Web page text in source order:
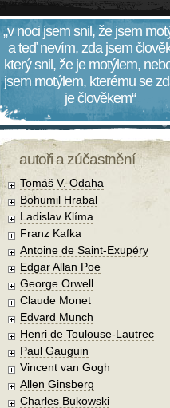
„v noci jsem snil, že jsem
a teď nevím, zda jsem
který snil, že je motýlem,
jsem motýlem, kterému se
je člověkem“
autoři a zúčastnění
Tomáš V. Odaha
Bohumil Hrabal
Ladislav Klíma
Franz Kafka
Antoine de Saint-Exupéry
Edgar Allan Poe
George Orwell
Claude Monet
Edvard Munch
Henri de Toulouse-Lautrec
Paul Gauguin
Vincent van Gogh
Allen Ginsberg
Charles Bukowski